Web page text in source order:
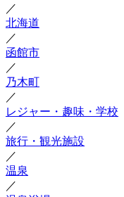
／
北海道
／
函館市
／
乃木町
／
レジャー・趣味・学校
／
旅行・観光施設
／
温泉
／